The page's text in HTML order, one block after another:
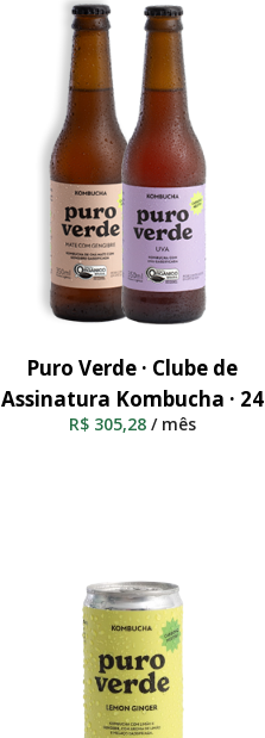
Adicionar Ao Carrinho
Puro Verde · Clube de
Assinatura Kombucha · 24
R$305,28 / mês